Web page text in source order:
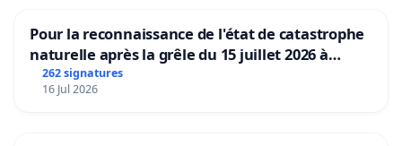
Pour la reconnaissance de l'état de catastrophe
naturelle après la grêle du 15 juillet 2026 à
Aubenas et ses alentours
262 signatures
16 Jul 2026